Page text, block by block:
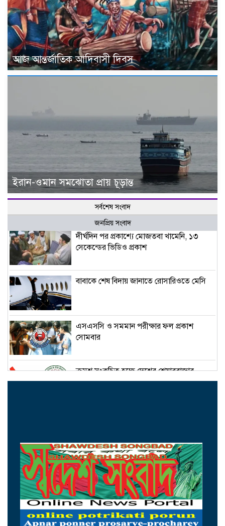
আজ আন্তর্জাতিক আদিবাসী দিবস
ইরান-ওমান সমঝোতা প্রায় চূড়ান্ত
সর্বশেষ সংবাদ
জনপ্রিয় সংবাদ
দীর্ঘদিন পর প্রকাশ্যে মোজতবা খামেনি, ১৩
সেকেন্ডের ভিডিও প্রকাশ
বাবাকে শেষ বিদায় জানাতে রোসারিওতে মেসি
এসএসসি ও সমমান পরীক্ষার ফল প্রকাশ
সোমবার
ক্রমশ সংকুচিত হচ্ছে দেশের শেয়ারবাজার
ইরান-ওমান সমঝোতা প্রায় চূড়ান্ত
আজ চট্টগ্রাম ও কক্সবাজারে যাচ্ছেন প্রধানমন্ত্রী